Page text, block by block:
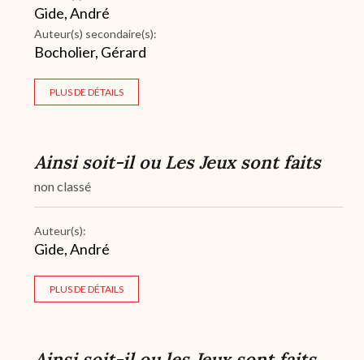
Gide, André
Auteur(s) secondaire(s):
Bocholier, Gérard
PLUS DE DÉTAILS
Ainsi soit-il ou Les Jeux sont faits
non classé
Auteur(s):
Gide, André
PLUS DE DÉTAILS